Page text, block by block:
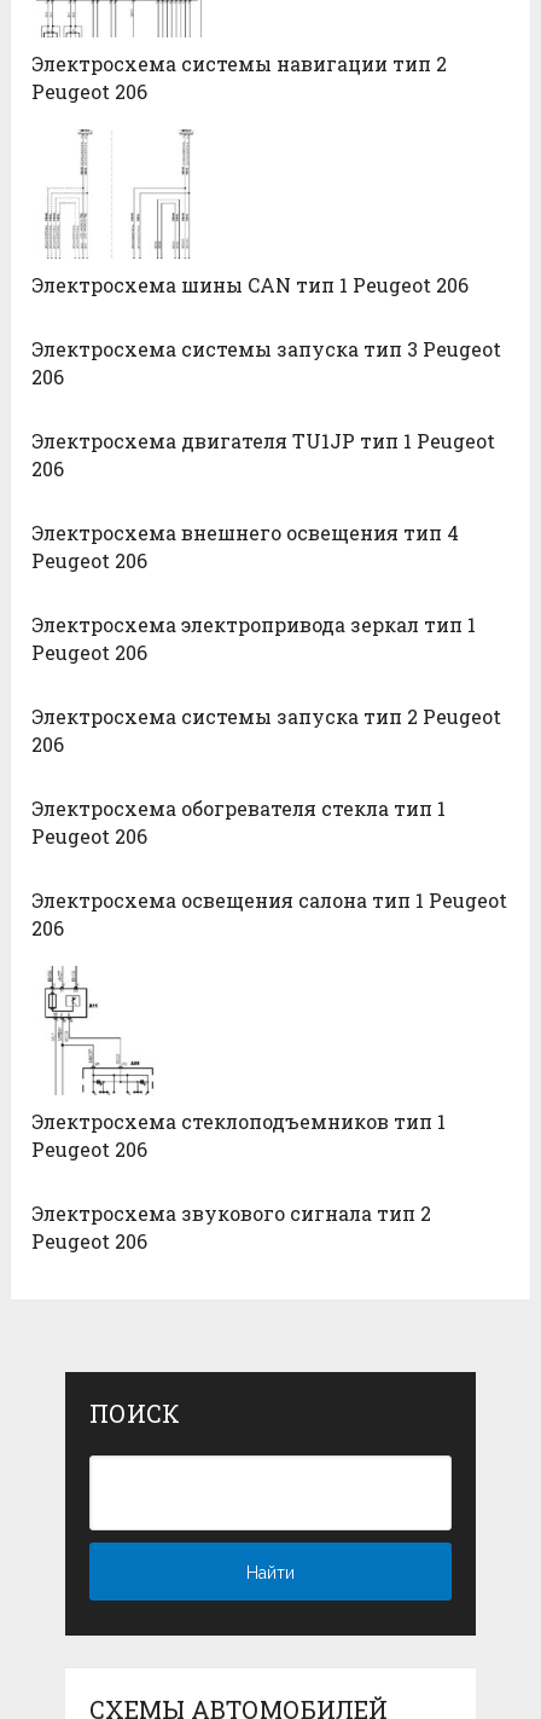
Электросхема системы навигации тип 2
Peugeot 206
Электросхема шины CAN тип 1 Peugeot 206
Электросхема системы запуска тип 3 Peugeot
206
Электросхема двигателя TU1JP тип 1 Peugeot
206
Электросхема внешнего освещения тип 4
Peugeot 206
Электросхема электропривода зеркал тип 1
Peugeot 206
Электросхема системы запуска тип 2 Peugeot
206
Электросхема обогревателя стекла тип 1
Peugeot 206
Электросхема освещения салона тип 1 Peugeot
206
Электросхема стеклоподъемников тип 1
Peugeot 206
Электросхема звукового сигнала тип 2
Peugeot 206
ПОИСК
СХЕМЫ АВТОМОБИЛЕЙ